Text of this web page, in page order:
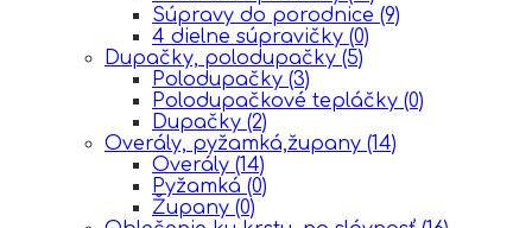
Súpravy do porodnice (9)
4 dielne súpravičky (0)
Dupačky, polodupačky (5)
Polodupačky (3)
Polodupačkové tepláčky (0)
Dupačky (2)
Overály, pyžamká,župany (14)
Overály (14)
Pyžamká (0)
Župany (0)